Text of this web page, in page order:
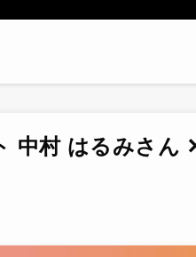
中村 はるみさん